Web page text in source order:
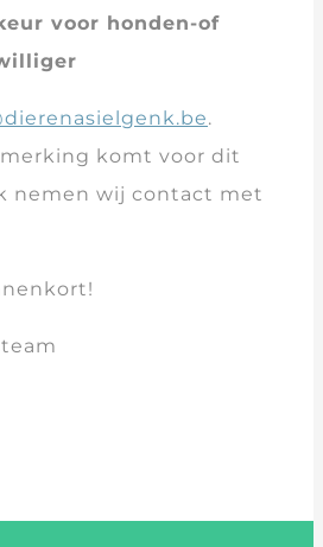
voor honden-of
.
komt voor dit
nemen wij contact met